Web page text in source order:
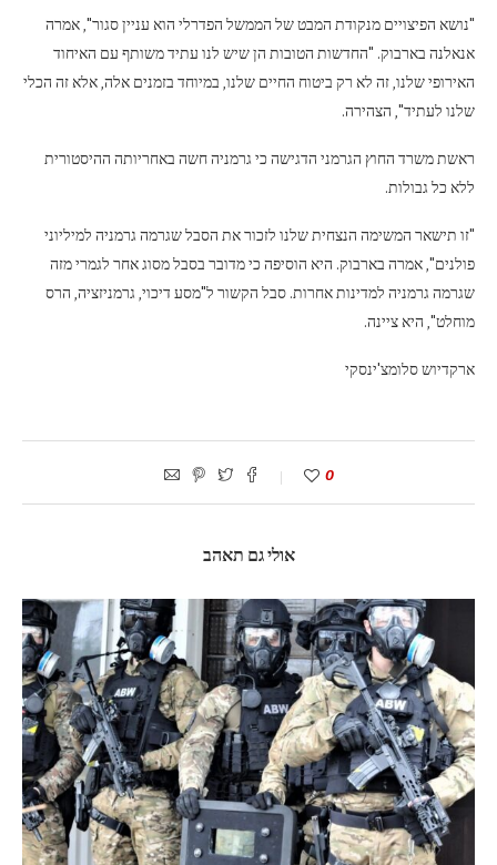
"נושא הפיצויים מנקודת המבט של הממשל הפדרלי הוא עניין סגור", אמרה
אנאלנה בארבוק. "החדשות הטובות הן שיש לנו עתיד משותף עם האיחוד
האירופי שלנו, זה לא רק ביטוח החיים שלנו, במיוחד בזמנים אלה, אלא זה הכלי
שלנו לעתיד", הצהירה.
ראשת משרד החוץ הגרמני הדגישה כי גרמניה חשה באחריותה ההיסטורית
ללא כל גבולות.
"זו תישאר המשימה הנצחית שלנו לזכור את הסבל שגרמה גרמניה למיליוני
פולנים", אמרה בארבוק. היא הוסיפה כי מדובר בסבל מסוג אחר לגמרי מזה
שגרמה גרמניה למדינות אחרות. סבל הקשור ל"מסע דיכוי, גרמניזציה, הרס
מוחלט", היא ציינה.
ארקדיוש סלומצ'ינסקי
0
אולי גם תאהב